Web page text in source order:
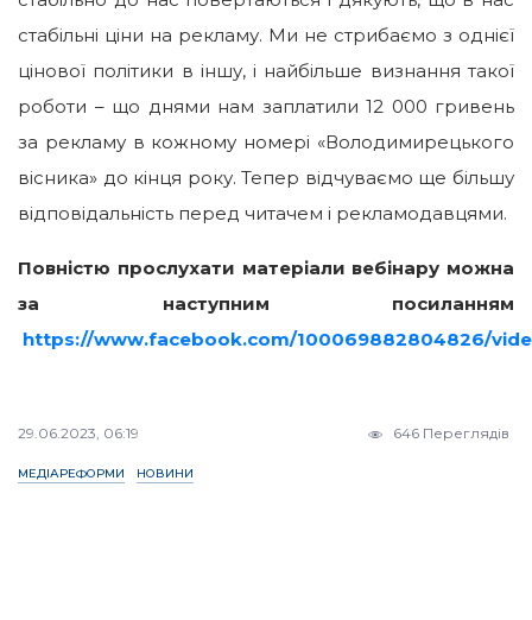
стабільні ціни на рекламу. Ми не стрибаємо з однієї
цінової політики в іншу, і найбільше визнання такої
роботи – що днями нам заплатили 12 000 гривень
за рекламу в кожному номері «Володимирецького
вісника» до кінця року. Тепер відчуваємо ще більшу
відповідальність перед читачем і рекламодавцями.
Повністю прослухати матеріали вебінару можна
за наступним посиланням
https://www.facebook.com/100069882804826/
29.06.2023, 06:19 646 Переглядів
МЕДІАРЕФОРМИ НОВИНИ